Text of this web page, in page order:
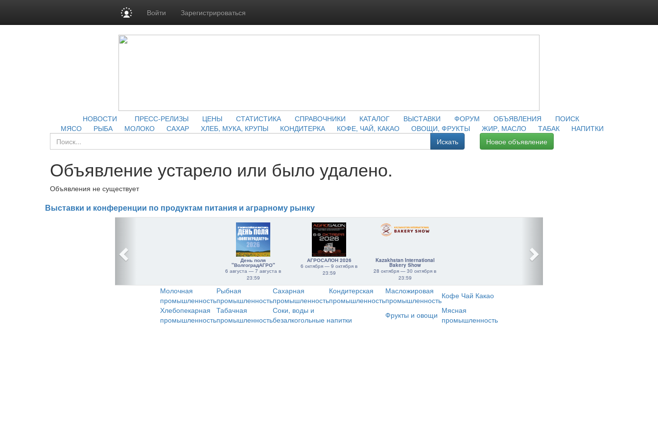
Войти Зарегистрироваться
НОВОСТИ ПРЕСС-РЕЛИЗЫ ЦЕНЫ СТАТИСТИКА СПРАВОЧНИКИ КАТАЛОГ ВЫСТАВКИ ФОРУМ ОБЪЯВЛЕНИЯ
ПОИСК
МЯСО
РЫБА МОЛОКО САХАР ХЛЕБ, МУКА, КРУПЫ КОНДИТЕРКА КОФЕ, ЧАЙ, КАКАО ОВОЩИ, ФРУКТЫ ЖИР, МАСЛО ТАБАК
НАПИТКИ
Искать
Новое объявление
Объявление устарело или было удалено.
Объявления не существует
Выставки и конференции по продуктам питания и аграрному рынку
День поля
"ВолгоградАГРО"
6 августа — 7 августа в
23:59
АГРОСАЛОН 2026
6 октября — 9 октября в
23:59
Kazakhstan International
Bakery Show
28 октября — 30 октября в
23:59
Молочная
промышленность
Рыбная
промышленность
Сахарная
промышленность
Кондитерская
промышленность
Масложировая
промышленностьКофе Чай Какао
Хлебопекарная
промышленность
Табачная
промышленность
Соки, воды и
безалкогольные напитки
Фрукты и овощи Мясная
промышленность